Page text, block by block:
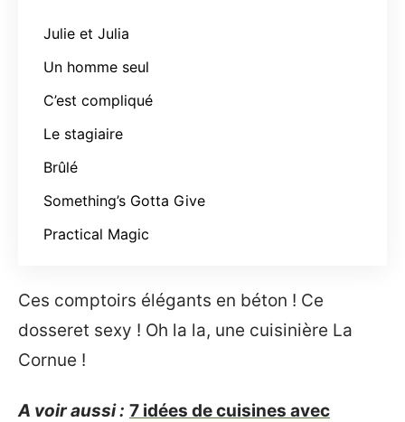
Julie et Julia
Un homme seul
C’est compliqué
Le stagiaire
Brûlé
Something’s Gotta Give
Practical Magic
Ces comptoirs élégants en béton ! Ce
dosseret sexy ! Oh la la, une cuisinière La
Cornue !
A voir aussi : 7 idées de cuisines avec